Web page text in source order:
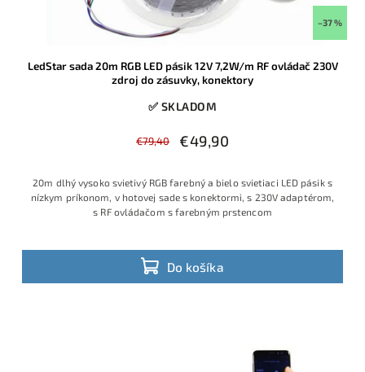
–37 %
LedStar sada 20m RGB LED pásik 12V 7,2W/m RF ovládač 230V
zdroj do zásuvky, konektory
✅ SKLADOM
€79,40 €49,90
Do košíka
20m dlhý vysoko svietivý RGB farebný a bielo svietiaci LED pásik s
nízkym príkonom, v hotovej sade s konektormi, s 230V adaptérom,
s RF ovládačom s farebným prstencom